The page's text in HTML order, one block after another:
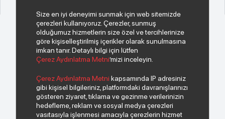
Bizden haberiniz olsun.
Size en iyi deneyimi sunmak için web sitemizde
çerezleri kullanıyoruz. Çerezler, sunmuş
olduğumuz hizmetlerin size özel ve tercihlerinize
göre kişiselleştirilmiş içerikler olarak sunulmasına
imkan tanır. Detaylı bilgi için lütfen
Çerez Aydınlatma Metni’mizi inceleyin.
Çerez Aydınlatma Metni kapsamında IP adresiniz
gibi kişisel bilgileriniz, platformdaki davranışlarınızı
gösteren ziyaret, tıklama ve gezinme verilerinizin
hedefleme, reklam ve sosyal medya çerezleri
vasıtasıyla işlenmesi amacıyla çerezlerin hizmet